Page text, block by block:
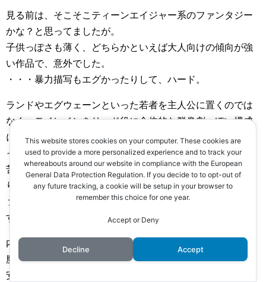
見る前は、そこそこティーンエイジャー系のファンタジー
かな？と思ってましたが。
子供っぽさも薄く、どちらかといえば大人向けの傾向が強
い作品で、意外でした。
・・・暴力描写もエグかったりして、ハード。
ランドやエグウェーンといった若者を主人公に置くのでは
なく、モイレインをリード役に全体的な群像劇っぽい構成
に広げているのも、ティーンエイジャー系の要素が薄くな
っている要因かもしれませんね。
苦難の中で成長していく若者たちの物語だけでなく、まわ
りの大人たちも含めた人間模様が描かれていて、より「フ
ァンタジードラマ」なテイストが強くなっていたと思いま
す。
内容的には、まさにファンタジーの王道。といった感じ。
魔物や魔法が出てくる世界観で繰り広げられる冒険譚。
安定の面白さ。
This website stores cookies on your computer. These cookies are
used to provide a more personalized experience and to track your
whereabouts around our website in compliance with the European
General Data Protection Regulation. If you decide to to opt-out of
any future tracking, a cookie will be setup in your browser to
remember this choice for one year.
Accept or Deny
Decline Accept